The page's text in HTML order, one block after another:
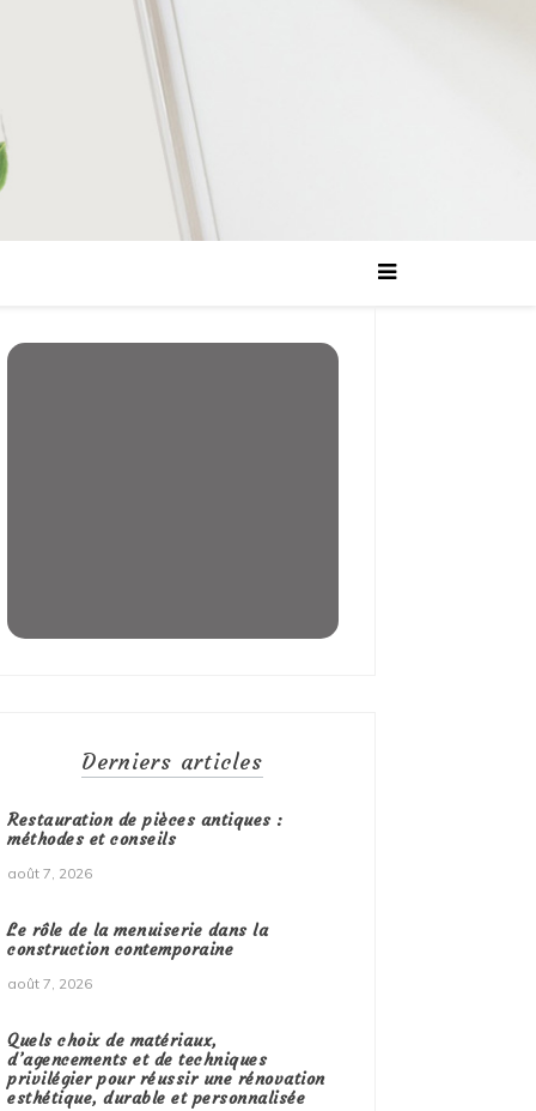
Derniers articles
Restauration de pièces antiques :
méthodes et conseils
août 7, 2026
Le rôle de la menuiserie dans la
construction contemporaine
août 7, 2026
Quels choix de matériaux,
d’agencements et de techniques
privilégier pour réussir une rénovation
esthétique, durable et personnalisée